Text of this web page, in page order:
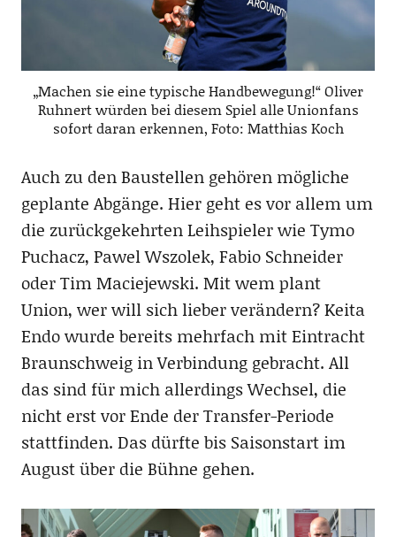
„Machen sie eine typische Handbewegung!“ Oliver
Ruhnert würden bei diesem Spiel alle Unionfans
sofort daran erkennen, Foto: Matthias Koch
Auch zu den Baustellen gehören mögliche
geplante Abgänge. Hier geht es vor allem um
die zurückgekehrten Leihspieler wie Tymo
Puchacz, Pawel Wszolek, Fabio Schneider
oder Tim Maciejewski. Mit wem plant
Union, wer will sich lieber verändern? Keita
Endo wurde bereits mehrfach mit Eintracht
Braunschweig in Verbindung gebracht. All
das sind für mich allerdings Wechsel, die
nicht erst vor Ende der Transfer-Periode
stattfinden. Das dürfte bis Saisonstart im
August über die Bühne gehen.